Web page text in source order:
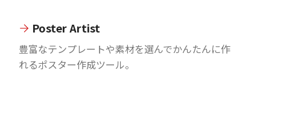
Poster Artist
豊富なテンプレートや素材を選んでかんたんに作
れるポスター作成ツール。